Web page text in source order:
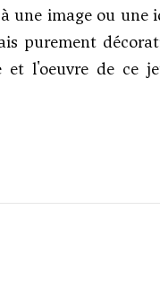
une image ou une
purement
l'oeuvre de ce